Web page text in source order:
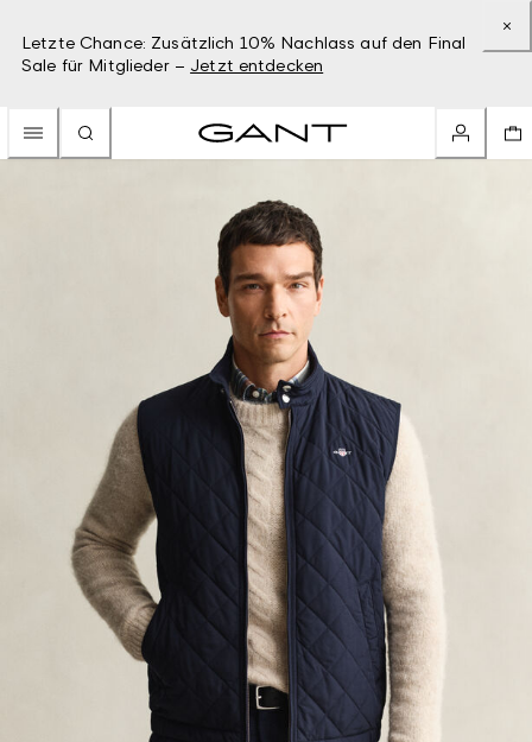
Letzte Chance: Zusätzlich 10% Nachlass auf den Final
Sale für Mitglieder – Jetzt entdecken